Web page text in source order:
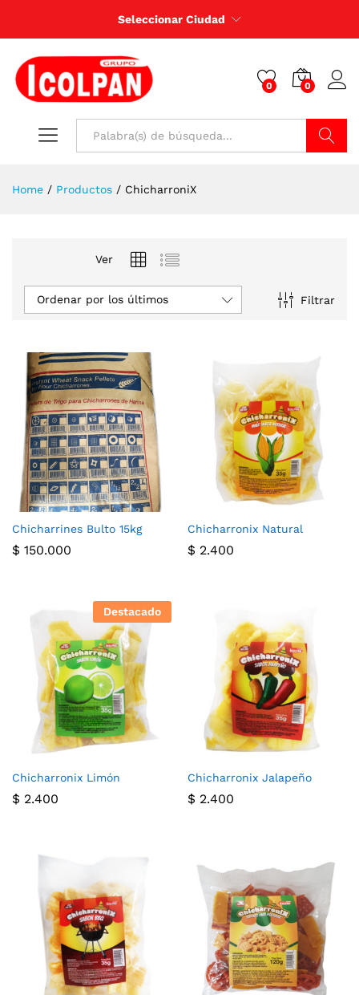
Seleccionar Ciudad
0 0
Home / Productos / ChicharroniX
Ver
Filtrar
Ordenar por los últimos
Chicharrines Bulto 15kg
$ 150.000
Chicharronix Natural
$ 2.400
Destacado
Chicharronix Limón
$ 2.400
Chicharronix Jalapeño
$ 2.400